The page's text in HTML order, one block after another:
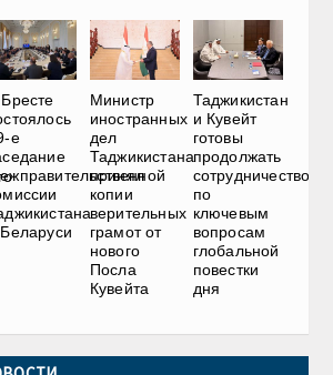
е
Министр
иностранных
дел
Таджикистана
принял
копии
верительных
грамот от
нового
Посла
Кувейта
Таджикистан
и Кувейт
готовы
продолжать
сотрудничество
по
ключевым
вопросам
глобальной
повестки
дня